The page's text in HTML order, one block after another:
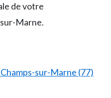
de votre
Marne.
sur-Marne (77)